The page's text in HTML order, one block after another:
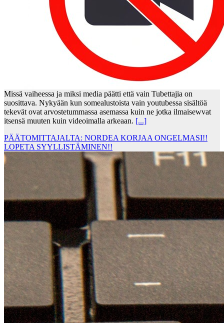
Missä vaiheessa ja miksi media päätti että vain Tubettajia on
suosittava. Nykyään kun somealustoista vain youtubessa sisältöä
tekevät ovat arvostetummassa asemassa kuin ne jotka ilmaisewvat
itsensä muuten kuin videoimalla arkeaan. [...]
PÄÄTOMITTAJALTA: NORDEA KORJAA ONGELMASI!!
LOPETA SYYLLISTÄMINEN!!